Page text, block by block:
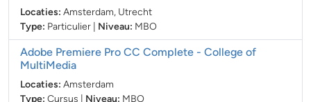
Locaties: Amsterdam, Utrecht
Type: Particulier Niveau: MBO
Adobe Premiere Pro CC Complete - College of
MultiMedia
Locaties: Amsterdam
Type: Cursus Niveau: MBO